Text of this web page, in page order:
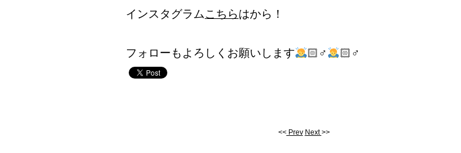
インスタグラムこちらはから！
フォローもよろしくお願いします 🏻‍♂️ 🏻‍♂️
<<Prev Next>>